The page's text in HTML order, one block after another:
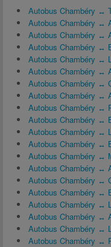
Autobus Chambéry ↔
Autobus Chambéry ↔
Autobus Chambéry ↔
Autobus Chambéry ↔
Autobus Chambéry ↔
Autobus Chambéry ↔
Autobus Chambéry ↔
Autobus Chambéry ↔
Autobus Chambéry ↔
Autobus Chambéry ↔
Autobus Chambéry ↔
Autobus Chambéry ↔
Autobus Chambéry ↔
Autobus Chambéry ↔
Autobus Chambéry ↔
Autobus Chambéry ↔
Autobus Chambéry ↔
Autobus Chambéry ↔
Autobus Chambéry ↔
Autobus Chambéry ↔